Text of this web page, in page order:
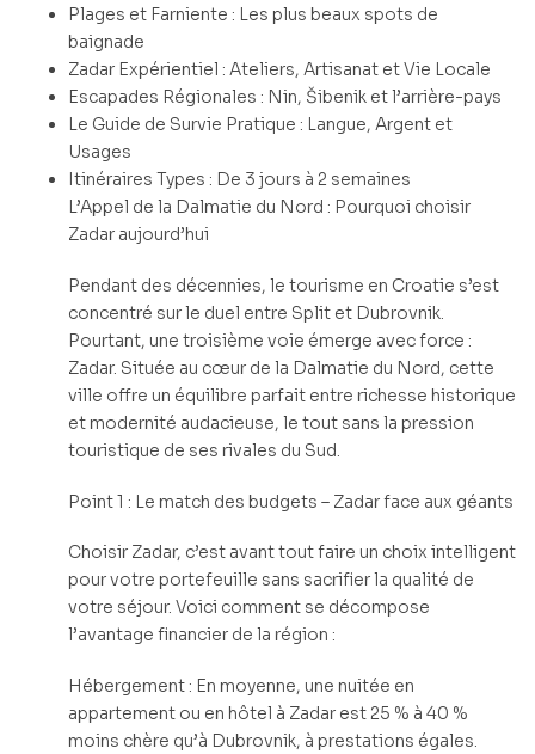
Plages et Farniente : Les plus beaux spots de
baignade
Zadar Expérientiel : Ateliers, Artisanat et Vie Locale
Escapades Régionales : Nin, Šibenik et l’arrière-pays
Le Guide de Survie Pratique : Langue, Argent et
Usages
Itinéraires Types : De 3 jours à 2 semaines
L’Appel de la Dalmatie du Nord : Pourquoi choisir
Zadar aujourd’hui
Pendant des décennies, le tourisme en Croatie s’est
concentré sur le duel entre Split et Dubrovnik.
Pourtant, une troisième voie émerge avec force :
Zadar. Située au cœur de la Dalmatie du Nord, cette
ville offre un équilibre parfait entre richesse historique
et modernité audacieuse, le tout sans la pression
touristique de ses rivales du Sud.
Point 1 : Le match des budgets – Zadar face aux géants
Choisir Zadar, c’est avant tout faire un choix intelligent
pour votre portefeuille sans sacrifier la qualité de
votre séjour. Voici comment se décompose
l’avantage financier de la région :
Hébergement : En moyenne, une nuitée en
appartement ou en hôtel à Zadar est 25 % à 40 %
moins chère qu’à Dubrovnik, à prestations égales.